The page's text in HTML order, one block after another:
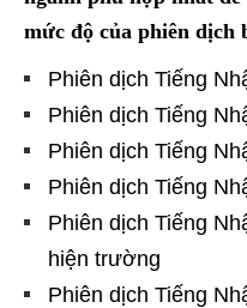
mức độ của phiên dịch
Phiên dịch Tiếng
Phiên dịch Tiếng
Phiên dịch Tiếng
Phiên dịch Tiếng
Phiên dịch Tiếng
hiện trường
Phiên dịch Tiếng